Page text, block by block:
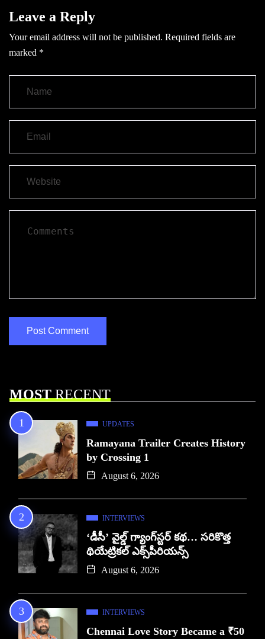
Leave a Reply
Your email address will not be published. Required fields are
marked *
MOSTRECENT
UPDATES
Ramayana Trailer Creates History
by Crossing 1
August 6, 2026
INTERVIEWS
‘డీసీ’ వైల్డ్ గ్యాంగ్‌స్టర్ కథ… సరికొత్త
థియేట్రికల్ ఎక్స్‌పీరియన్స్
August 6, 2026
INTERVIEWS
Chennai Love Story Became a ₹50